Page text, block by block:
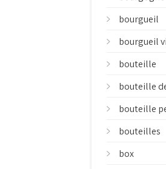
bourgueil
bourgueil
bouteille
bouteille
bouteille
bouteilles
box